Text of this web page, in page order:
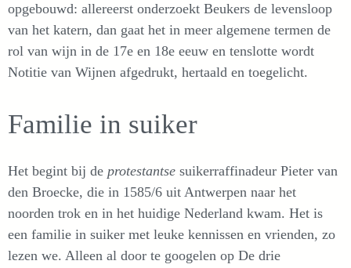
opgebouwd: allereerst onderzoekt Beukers de levensloop
van het katern, dan gaat het in meer algemene termen de
rol van wijn in de 17e en 18e eeuw en tenslotte wordt
Notitie van Wijnen afgedrukt, hertaald en toegelicht.
Familie in suiker
Het begint bij de protestantse suikerraffinadeur Pieter van
den Broecke, die in 1585/6 uit Antwerpen naar het
noorden trok en in het huidige Nederland kwam. Het is
een familie in suiker met leuke kennissen en vrienden, zo
lezen we. Alleen al door te googelen op De drie